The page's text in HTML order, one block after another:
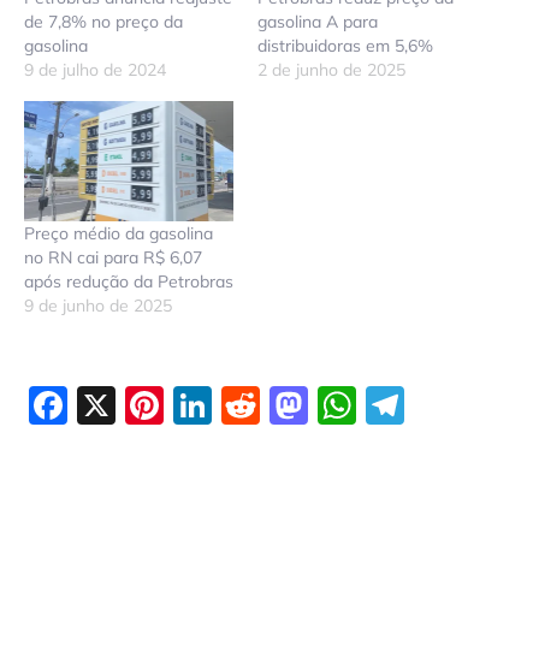
de 7,8% no preço da
gasolina
9 de julho de 2024
gasolina A para
distribuidoras em 5,6%
2 de junho de 2025
Preço médio da gasolina
no RN cai para R$ 6,07
após redução da Petrobras
9 de junho de 2025
Facebook
X Pinterest
LinkedIn
Reddit
Mastodon